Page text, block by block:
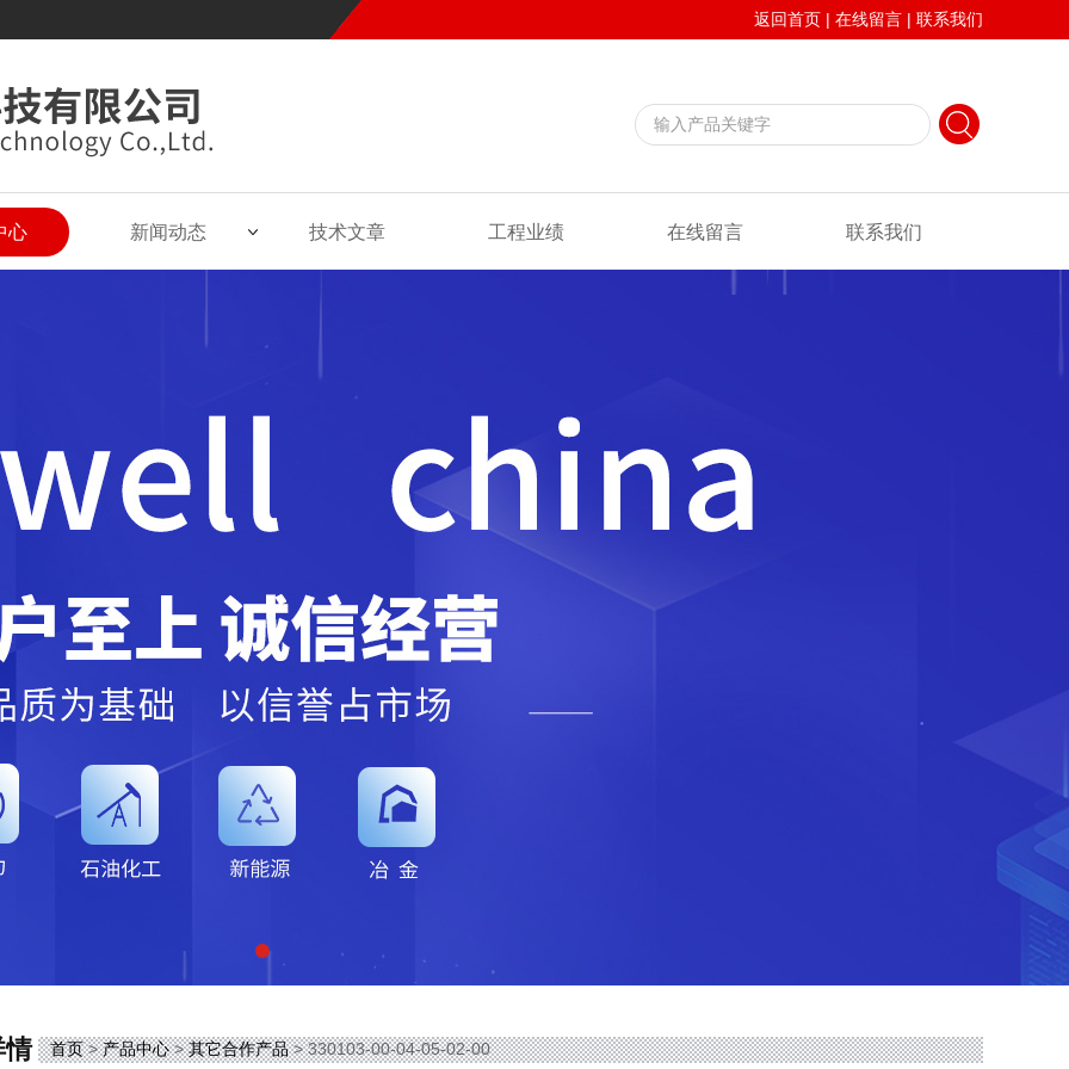
返回首页 | 在线留言 | 联系我们
心 新闻动态 技术文章 工程业绩 在线留言 联系我们
情 首页>产品中心>其它合作产品> 330103-00-04-05-02-00